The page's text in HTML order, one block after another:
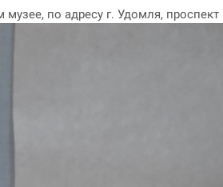
по адресу г. Удомля,